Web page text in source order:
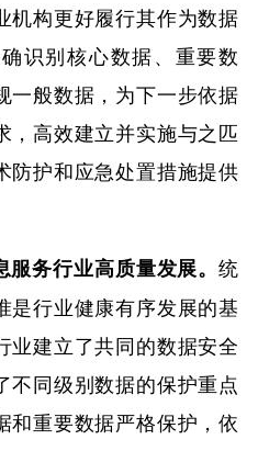
机构更好履行其作为数据
识别核心数据、重要数
一般数据，为下一步依据
，高效建立并实施与之匹
防护和应急处置措施提供
服务行业高质量发展。统
是行业健康有序发展的基
业建立了共同的数据安全
不同级别数据的保护重点
和重要数据严格保护，依